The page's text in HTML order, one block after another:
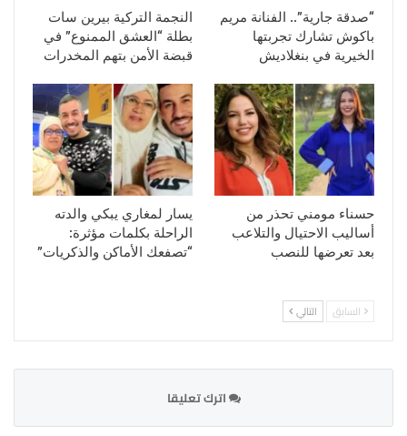
“صدقة جارية”.. الفنانة مريم
باكوش تشارك تجربتها
الخيرية في بنغلاديش
النجمة التركية بيرين سات
بطلة “العشق الممنوع” في
قبضة الأمن بتهم المخدرات
حسناء مومني تحذر من
أساليب الاحتيال والتلاعب
بعد تعرضها للنصب
يسار لمغاري يبكي والدته
الراحلة بكلمات مؤثرة:
“تصفعك الأماكن والذكريات”
السابق التالي
اترك تعليقا